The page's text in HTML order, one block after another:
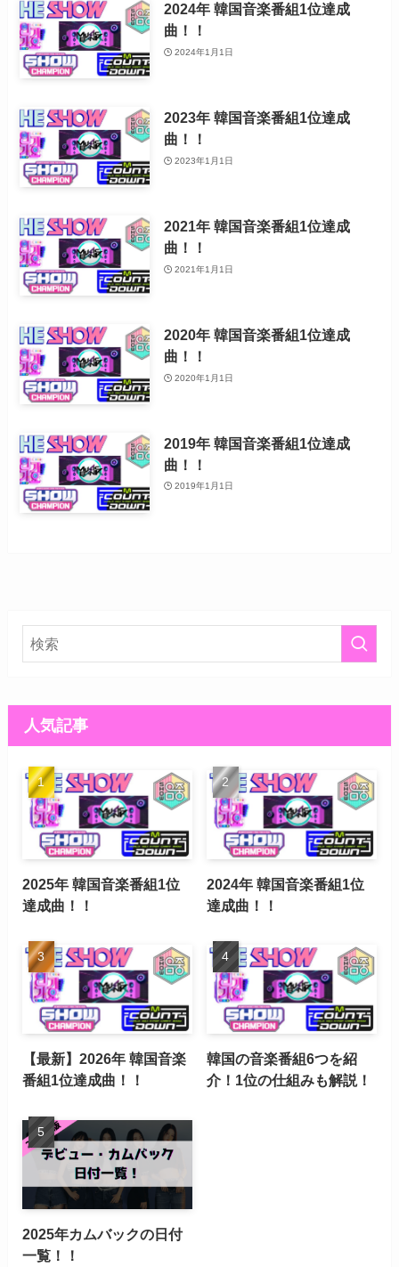
2024年 韓国音楽番組1位達成
曲！！
2024年1月1日
2023年 韓国音楽番組1位達成
曲！！
2023年1月1日
2021年 韓国音楽番組1位達成
曲！！
2021年1月1日
2020年 韓国音楽番組1位達成
曲！！
2020年1月1日
2019年 韓国音楽番組1位達成
曲！！
2019年1月1日
人気記事
2025年 韓国音楽番組1位
達成曲！！
2024年 韓国音楽番組1位
達成曲！！
【最新】2026年 韓国音楽
番組1位達成曲！！
韓国の音楽番組6つを紹
介！1位の仕組みも解説！
2025年カムバックの日付
一覧！！